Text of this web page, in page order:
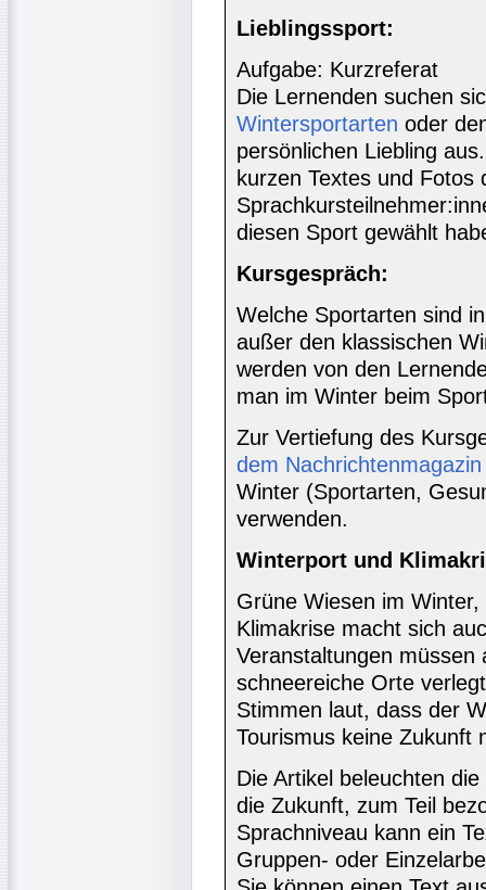
Lieblingssport:
Aufgabe: Kurzreferat
Die Lernenden suchen
Wintersportarten oder
persönlichen Liebling
kurzen Textes und Fotos
diesen Sport gewählt
Kursgespräch:
Welche Sportarten sind
außer den klassischen
werden von den
man im Winter beim
Zur Vertiefung des
dem
Winter (Sportarten,
verwenden.
Winterport und
Grüne Wiesen im
Klimakrise macht sich
Veranstaltungen müssen
schneereiche Orte
Stimmen laut, dass der
Tourismus keine Zukunft
Die Artikel beleuchten
die Zukunft, zum Teil
Sprachniveau kann ein
Gruppen- oder